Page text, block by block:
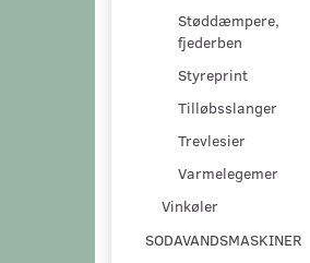
Støddæmpere,
fjederben
Styreprint
Tilløbsslanger
Trevlesier
Varmelegemer
Vinkøler
SODAVANDSMASKINER